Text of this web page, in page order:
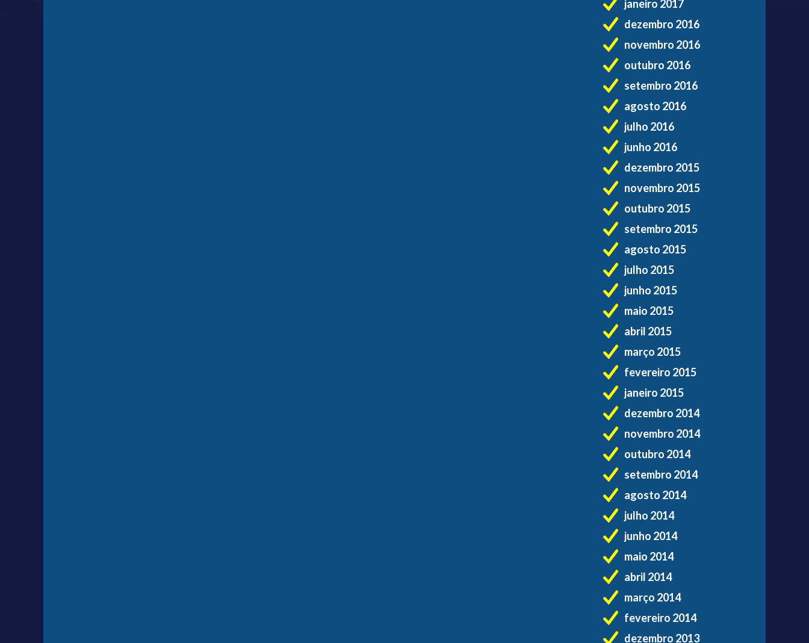
janeiro 2017
dezembro 2016
novembro 2016
outubro 2016
setembro 2016
agosto 2016
julho 2016
junho 2016
dezembro 2015
novembro 2015
outubro 2015
setembro 2015
agosto 2015
julho 2015
junho 2015
maio 2015
abril 2015
março 2015
fevereiro 2015
janeiro 2015
dezembro 2014
novembro 2014
outubro 2014
setembro 2014
agosto 2014
julho 2014
junho 2014
maio 2014
abril 2014
março 2014
fevereiro 2014
dezembro 2013